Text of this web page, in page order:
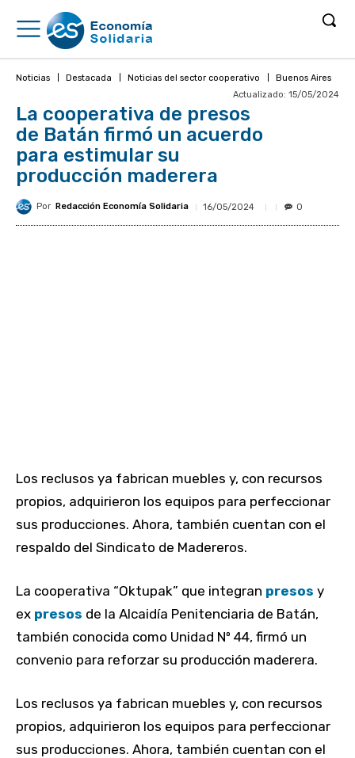
Noticias Destacada Noticias del sector cooperativo
Buenos Aires
Actualizado: 15/05/2024
La cooperativa de presos
de Batán firmó un acuerdo
para estimular su
producción maderera
Por Redacción Economía Solidaria 16/05/2024 0
Los reclusos ya fabrican muebles y, con recursos
propios, adquirieron los equipos para perfeccionar
sus producciones. Ahora, también cuentan con el
respaldo del Sindicato de Madereros.
La cooperativa “Oktupak” que integran presos y
ex presos de la Alcaidía Penitenciaria de Batán,
también conocida como Unidad Nº 44, firmó un
convenio para reforzar su producción maderera.
Los reclusos ya fabrican muebles y, con recursos
propios, adquirieron los equipos para perfeccionar
sus producciones. Ahora, también cuentan con el